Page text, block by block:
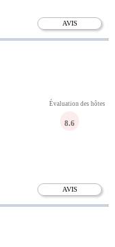
AVIS
AVIS
Évaluation des hôtes
8.6